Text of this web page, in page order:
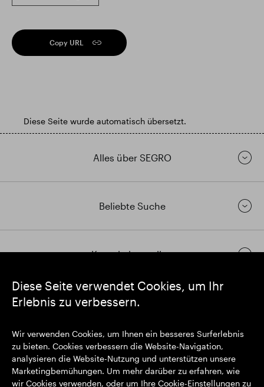
Diese Seite verwendet Cookies, um Ihr
Erlebnis zu verbessern.
Wir verwenden Cookies, um Ihnen ein besseres Surferlebnis
zu bieten. Cookies verbessern die Website-Navigation,
analysieren die Website-Nutzung und unterstützen unsere
Marketingbemühungen. Um mehr darüber zu erfahren, wie
wir Cookies verwenden, oder um Ihre Cookie-Einstellungen zu
Copy URL
Diese Seite wurde automatisch übersetzt.
Alles über SEGRO
Beliebte Suche
Kontakt herstellen
https://www.linkedin.com/
Eingetragener Sitz: 1 New Burlington Place, London W1S 2HR
Im Vereinigten Königreich registrierte Nr. 167591
Registrierungsort: England & Wales